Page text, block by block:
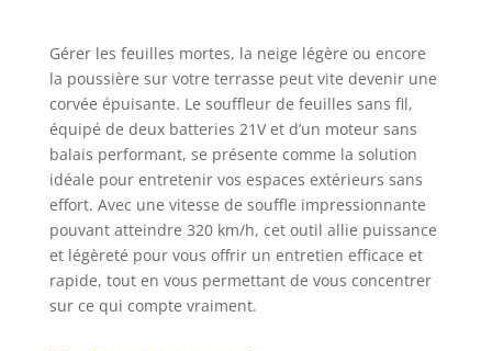
Gérer les feuilles mortes, la neige légère ou encore
la poussière sur votre terrasse peut vite devenir une
corvée épuisante. Le souffleur de feuilles sans fil,
équipé de deux batteries 21V et d’un moteur sans
balais performant, se présente comme la solution
idéale pour entretenir vos espaces extérieurs sans
effort. Avec une vitesse de souffle impressionnante
pouvant atteindre 320 km/h, cet outil allie puissance
et légèreté pour vous offrir un entretien efficace et
rapide, tout en vous permettant de vous concentrer
sur ce qui compte vraiment.